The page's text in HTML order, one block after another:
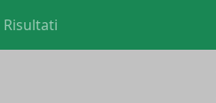
Risultati